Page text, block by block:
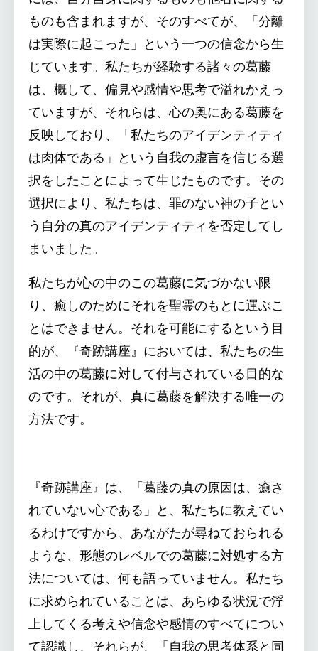
ものも含まれますが、そのすべてが、「分離
は実際に起こった」という一つの信念から生
じています。私たちが経験する諸々の葛藤
は、概して、偏見や感情や思考で溢れかえっ
ていますが、それらは、心の奥にある葛藤を
反映しており、「私たちのアイデンティティ
は肉体である」という自我の虚言を信じる選
択をしたことによって生じたものです。その
選択により、私たちは、罪のない神の子とい
う自分の真のアイデンティティを否定してし
まいました。
私たちが心の中のこの葛藤に気づかない限
り、癒しのためにそれを聖霊のもとに運ぶこ
とはできません。それを可能にするという目
的が、『奇跡講座』においては、私たちの生
活の中の葛藤に対して付与されている目的な
のです。それが、真に葛藤を解決する唯一の
方法です。
『奇跡講座』は、「葛藤の真の原因は、癒さ
れていない心である」と、私たちに教えてい
るわけですから、あながたが尋ねておられる
ような、形態のレベルでの葛藤に対処する方
法については、何も語っていません。私たち
に求められていることは、あらゆる状況で浮
上してくる考えや信念や感情のすべてについ
て認識し、それらが、「自我の思考体系と同